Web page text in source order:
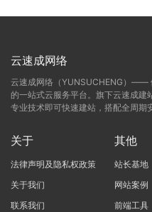
云速成网络
云速成网络（YUNSUCHENG）——
的一站式云服务平台。旗下云速成
专业技术即可快速建站，搭配全周期
关于
法律声明及隐私权政策
关于我们
联系我们
其他
站长基地
网站案例
前端工具